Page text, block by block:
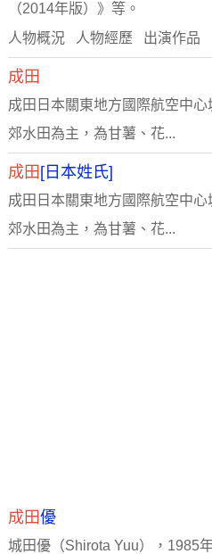
（2014年版）》等。
人物概況 人物經歷 出演作品
成田
成田日本關東地方國際航空中
郊水田為主，為甘薯、花...
成田 [日本姓氏]
成田日本關東地方國際航空中
郊水田為主，為甘薯、花...
成田優
城田優（Shirota Yuu），1985